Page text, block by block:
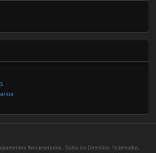
Secuestrados. Todos los Derechos Reservados.